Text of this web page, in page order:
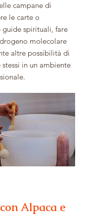
campane di
le carte o
spirituali, fare
molecolare
altre possibilità di
in un ambiente
Alpaca e